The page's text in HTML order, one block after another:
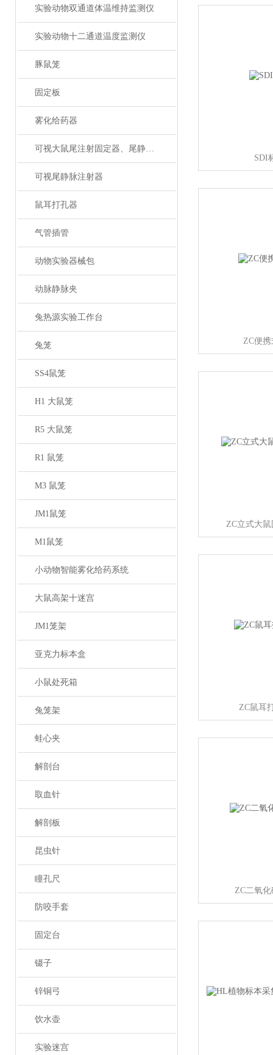
实验动物双通道体温维持监测仪
实验动物十二通道温度监测仪
豚鼠笼
固定板
雾化给药器
可视大鼠尾注射固定器、尾静脉注射
可视尾静脉注射器
鼠耳打孔器
气管插管
动物实验器械包
动脉静脉夹
兔热源实验工作台
兔笼
SS4鼠笼
H1 大鼠笼
R5 大鼠笼
R1 鼠笼
M3 鼠笼
JM1鼠笼
M1鼠笼
小动物智能雾化给药系统
大鼠高架十迷宫
JM1笼架
亚克力标本盒
小鼠处死箱
兔笼架
蛙心夹
解剖台
取血针
解剖板
昆虫针
瞳孔尺
防咬手套
固定台
镊子
锌铜弓
饮水壶
实验迷宫
SDI
ZC便
ZC立式大
ZC鼠耳
ZC二氧